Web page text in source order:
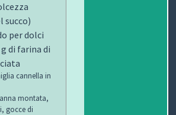
succo)
per dolci
g di farina di
cannella in
montata,
gocce di